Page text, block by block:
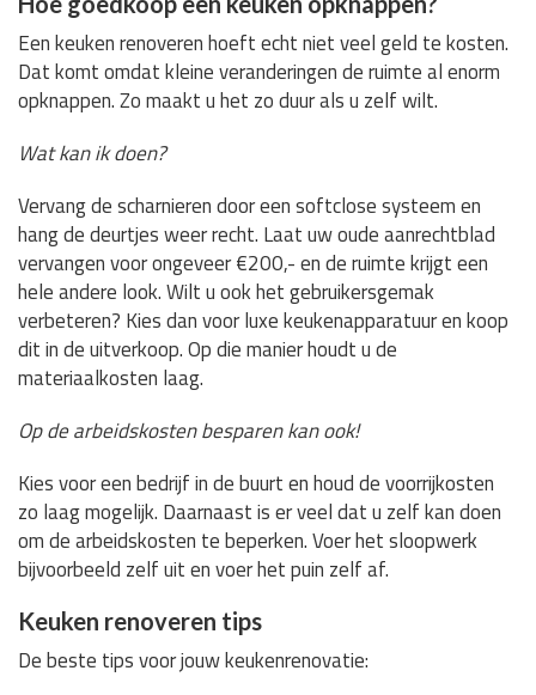
Een keuken renoveren hoeft echt niet veel geld te kosten.
Dat komt omdat kleine veranderingen de ruimte al enorm
opknappen. Zo maakt u het zo duur als u zelf wilt.
Wat kan ik doen?
Vervang de scharnieren door een softclose systeem en
hang de deurtjes weer recht. Laat uw oude aanrechtblad
vervangen voor ongeveer €200,- en de ruimte krijgt een
hele andere look. Wilt u ook het gebruikersgemak
verbeteren? Kies dan voor luxe keukenapparatuur en koop
dit in de uitverkoop. Op die manier houdt u de
materiaalkosten laag.
Op de arbeidskosten besparen kan ook!
Kies voor een bedrijf in de buurt en houd de voorrijkosten
zo laag mogelijk. Daarnaast is er veel dat u zelf kan doen
om de arbeidskosten te beperken. Voer het sloopwerk
bijvoorbeeld zelf uit en voer het puin zelf af.
Keuken renoveren tips
De beste tips voor jouw keukenrenovatie: